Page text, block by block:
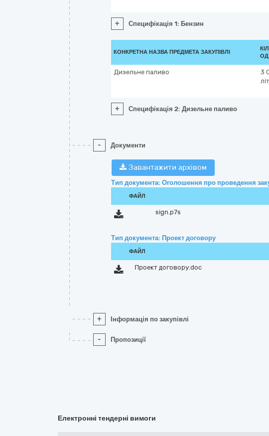
+ Специфікація 1: Бензин
КОНКРЕТНА НАЗВА ПРЕДМЕТА ЗАКУПІВЛІ
Дизельне паливо
3
+ Специфікація 2: Дизельне паливо
- Документи
Завантажити архівом
Тип документа: Оголошення про проведення
ФАЙЛ
sign.p7s
Тип документа: Проект договору
ФАЙЛ
Проект договору.doc
+ Інформація по закупівлі
- Пропозиції
Електронні тендерні вимоги